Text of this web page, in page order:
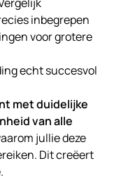
inbegrepen
voor grotere
echt succesvol
met duidelijke
van alle
jullie deze
Dit creëert